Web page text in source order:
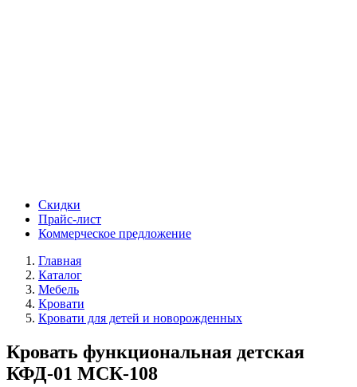
Скидки
Прайс-лист
Коммерческое предложение
Главная
Каталог
Мебель
Кровати
Кровати для детей и новорожденных
Кровать функциональная детская
КФД-01 МСК-108